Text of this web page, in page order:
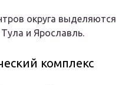
округа выделяются
и Ярославль.
комплекс